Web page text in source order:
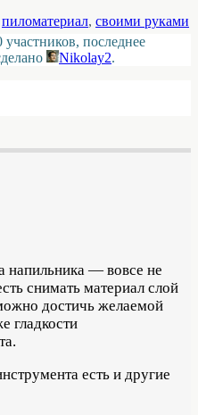
пиломатериал, своими руками
последнее
Nikolay2.
напильника — вовсе не
снимать материал слой
достичь желаемой
гладкости
есть и другие